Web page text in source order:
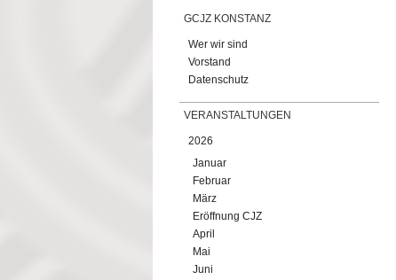
GCJZ KONSTANZ
Wer wir sind
Vorstand
Datenschutz
VERANSTALTUNGEN
2026
Januar
Februar
März
Eröffnung CJZ
April
Mai
Juni